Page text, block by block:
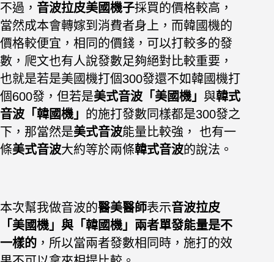
不過， 音波拉皮美國機子採買的價格較高，
當然成本會轉嫁到消費者身上，而韓國機的
價格較便宜，相同的價錢，可以打較多的發
數，爬文也有人說發數足夠絕對比較重要，
也就是若是美國機打個300發還不如韓國機打
個600發，但若是美式音波「美國機」 與韓式
音波「韓國機」 的施打發數同樣都是300發之
下，那當然是美式音波能量比較強， 也有一
條美式音波大約等於兩條韓式音波的說法。
本次幫我做音波的醫美醫師表示音波拉皮
「美國機」與「韓國機」兩者單發能量是不
一樣的 ，所以當兩者發數相同時，施打的效